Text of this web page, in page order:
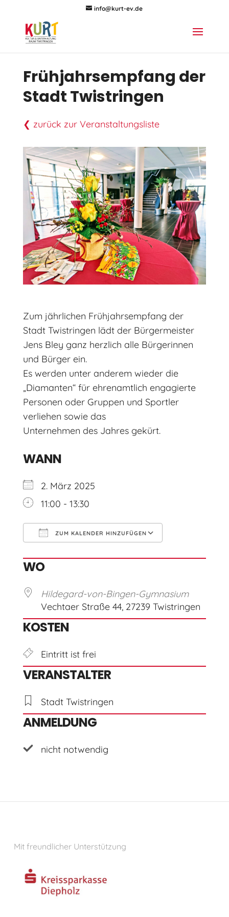
info@kurt-ev.de
Frühjahrsempfang der
Stadt Twistringen
❮ zurück zur Veranstaltungsliste
Zum jährlichen Frühjahrsempfang der
Stadt Twistringen lädt der Bürgermeister
Jens Bley ganz herzlich alle Bürgerinnen
und Bürger ein.
Es werden unter anderem wieder die
„Diamanten“ für ehrenamtlich engagierte
Personen oder Gruppen und Sportler
verliehen sowie das
Unternehmen des Jahres gekürt.
WANN
2. März 2025
11:00 - 13:30
ZUM KALENDER HINZUFÜGEN
WO
Hildegard-von-Bingen-Gymnasium
Vechtaer Straße 44, 27239 Twistringen
KOSTEN
Eintritt ist frei
VERANSTALTER
Stadt Twistringen
ANMELDUNG
nicht notwendig
Mit freundlicher Unterstützung